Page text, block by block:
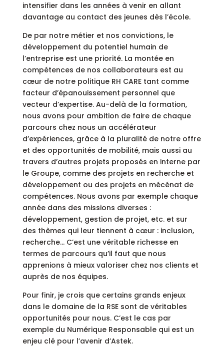
intensifier dans les années à venir en allant
davantage au contact des jeunes dès l’école.
De par notre métier et nos convictions, le
développement du potentiel humain de
l’entreprise est une priorité. La montée en
compétences de nos collaborateurs est au
cœur de notre politique RH CARE tant comme
facteur d’épanouissement personnel que
vecteur d’expertise. Au-delà de la formation,
nous avons pour ambition de faire de chaque
parcours chez nous un accélérateur
d’expériences, grâce à la pluralité de notre offre
et des opportunités de mobilité, mais aussi au
travers d’autres projets proposés en interne par
le Groupe, comme des projets en recherche et
développement ou des projets en mécénat de
compétences. Nous avons par exemple chaque
année dans des missions diverses :
développement, gestion de projet, etc. et sur
des thèmes qui leur tiennent à cœur : inclusion,
recherche… C’est une véritable richesse en
termes de parcours qu’il faut que nous
apprenions à mieux valoriser chez nos clients et
auprès de nos équipes.
Pour finir, je crois que certains grands enjeux
dans le domaine de la RSE sont de véritables
opportunités pour nous. C’est le cas par
exemple du Numérique Responsable qui est un
enjeu clé pour l’avenir d’Astek.